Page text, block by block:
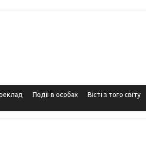
Події в особах Вісті з того світу